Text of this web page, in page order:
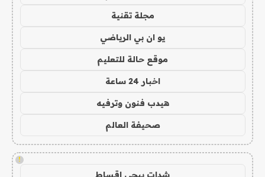
مجلة تقنية
يو ان بي الرياضي
موقع حالة للتعليم
اخبار 24 ساعة
هيدب فنون وترفيه
صحيفة العالم
!
شدات ببجي اقساط